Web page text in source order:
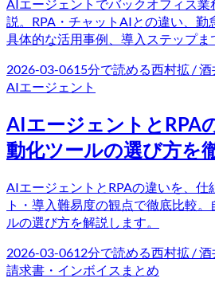
AIエージェントでバックオフィス
説。RPA・チャットAIとの違い、
具体的な活用事例、導入ステップま
2026-03-0615分で読める西村拡 /
AIエージェント
AIエージェントとRPA
動化ツールの選び方を
AIエージェントとRPAの違いを、仕
ト・導入難易度の観点で徹底比較
ルの選び方を解説します。
2026-03-0612分で読める西村拡 /
請求書・インボイス まとめ